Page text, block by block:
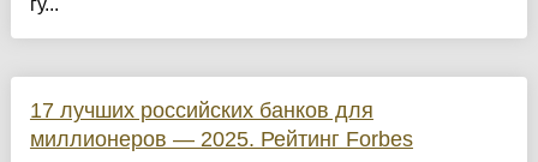
гу...
17 лучших российских банков для
миллионеров — 2025. Рей­тинг Forbes